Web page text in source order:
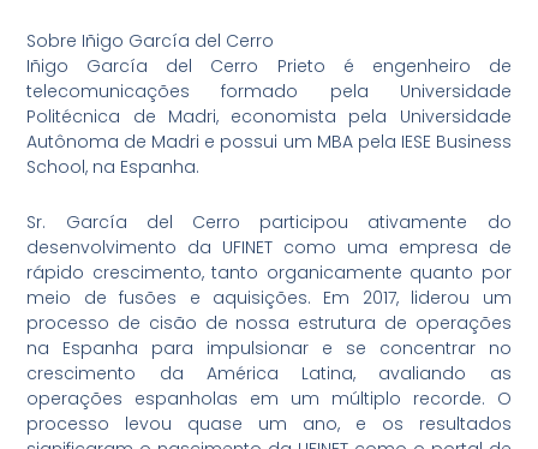
Sobre Iñigo García del Cerro
Iñigo García del Cerro Prieto é engenheiro de
telecomunicações formado pela Universidade
Politécnica de Madri, economista pela Universidade
Autônoma de Madri e possui um MBA pela IESE Business
School, na Espanha.
Sr. García del Cerro participou ativamente do
desenvolvimento da UFINET como uma empresa de
rápido crescimento, tanto organicamente quanto por
meio de fusões e aquisições. Em 2017, liderou um
processo de cisão de nossa estrutura de operações
na Espanha para impulsionar e se concentrar no
crescimento da América Latina, avaliando as
operações espanholas em um múltiplo recorde. O
processo levou quase um ano, e os resultados